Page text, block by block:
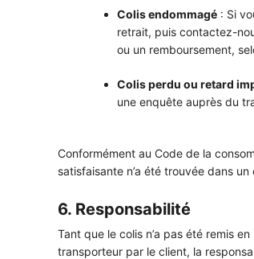
Colis endommagé : Si
retrait, puis contactez-
ou un remboursement,
Colis perdu ou retard
une enquête auprès du
Conformément au Code de la
satisfaisante n’a été trouvée dans un
6. Responsabilité
Tant que le colis n’a pas été remis
transporteur par le client, la